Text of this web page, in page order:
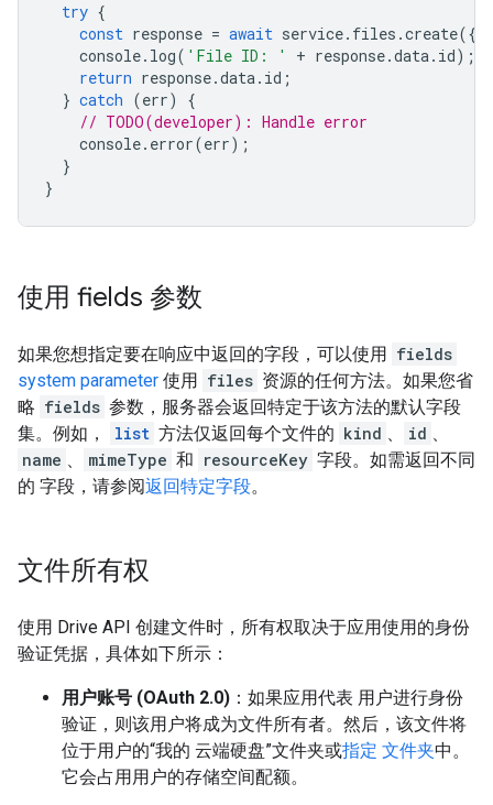
try {
const response = await service. files .create
console. log( 'File ID: ' + response.data. id);
return response.data. id ;
} catch (err)
{
// TODO(developer): Handle error
console. error(err);
}
}
使用 fields 参数
如果您想指定要在响应中返回的字段，可以使用 fields
system parameter 使用 files 资源的任何方法。如果您省
略 fields 参数，服务器会返回特定于该方法的默认字段
集。例如，
list 方法仅返回每个文件的 kind 、 id 、
name 、 mimeType 和 resourceKey 字段。如需返回不同
的 字段，请参阅返回特定字段。
文件所有权
使用 Drive API 创建文件时，所有权取决于应用使用的身份
验证凭据，具体如下所示：
用户账号 (OAuth 2.0) ：如果应用代表 用户进行身份
验证，则该用户将成为文件所有者。然后，该文件将
位于用户的“我的 云端硬盘”文件夹或指定 文件夹中。
它会占用用户的存储空间配额。